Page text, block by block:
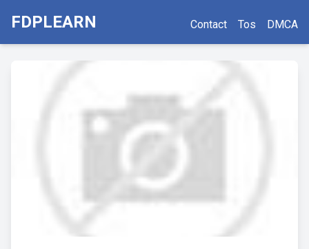
FDPLEARN Contact Tos DMCA